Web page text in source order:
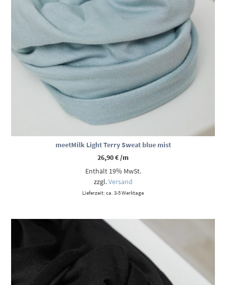
meetMilk Light Terry Sweat blue mist
26,90€/m
Enthält 19% MwSt.
zzgl.Versand
Lieferzeit: ca. 3-5 Werktage